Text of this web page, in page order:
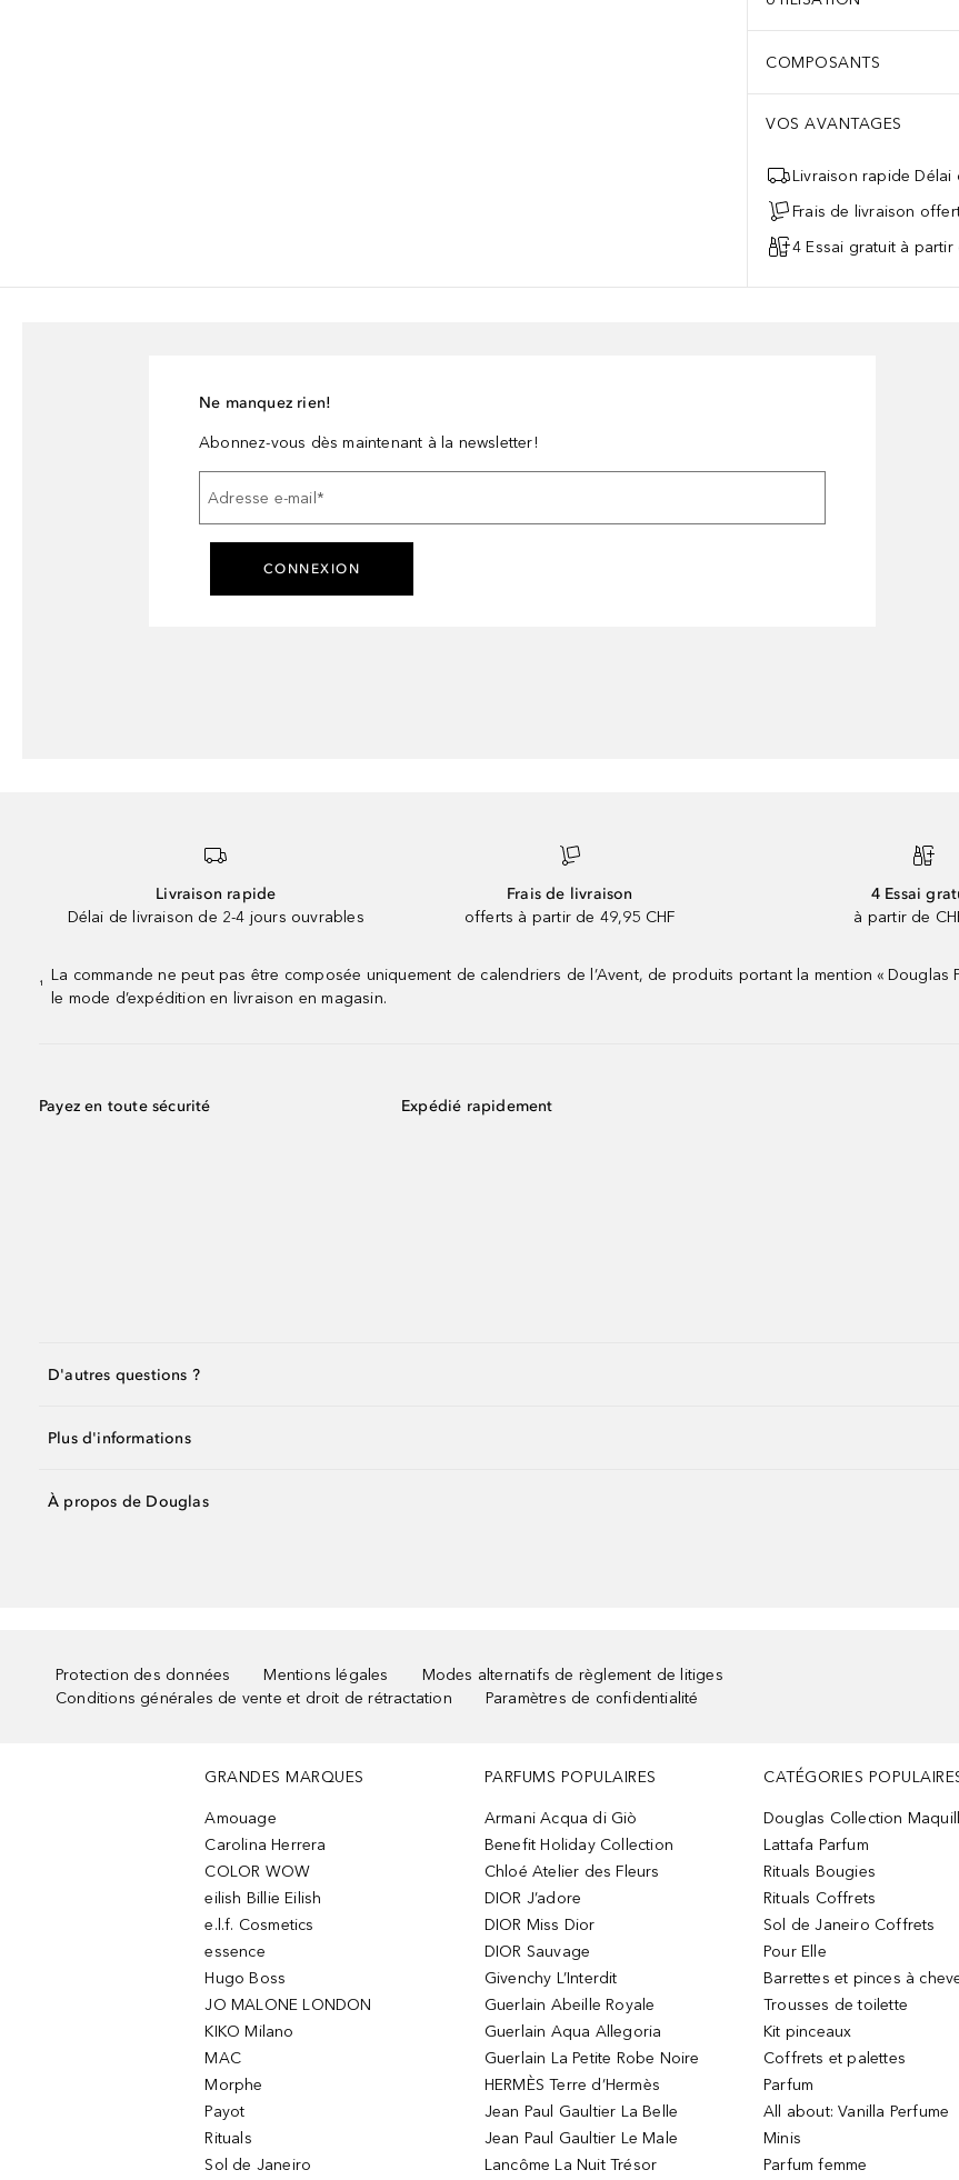
COMPOSANTS
VOS AVANTAGES
Livraison rapide Délai
Frais de livraison
4 Essai gratuit à partir
Ne manquez rien!
Abonnez-vous dès maintenant à la newsletter!
Adresse e-mail *
CONNEXION
Livraison rapide
Délai de livraison de 2-4 jours ouvrables
Frais de livraison
offerts à partir de 49,95 CHF
4 Essai
à partir de
¹
La commande ne peut pas être composée uniquement de calendriers de l’Avent, de produits portant la mention «
le mode d’expédition en livraison en magasin.
Payez en toute sécurité Expédié rapidement
D'autres questions ?
Plus d'informations
À propos de Douglas
Protection des données Mentions légales
Modes alternatifs de règlement de litiges
Conditions générales de vente et droit de rétractation
Paramètres de confidentialité
GRANDES MARQUES
Amouage
Carolina Herrera
COLOR WOW
eilish Billie Eilish
e.l.f. Cosmetics
essence
Hugo Boss
JO MALONE LONDON
KIKO Milano
MAC
Morphe
Payot
Rituals
Sol de Janeiro
PARFUMS POPULAIRES
Armani Acqua di Giò
Benefit Holiday Collection
Chloé Atelier des Fleurs
DIOR J’adore
DIOR Miss Dior
DIOR Sauvage
Givenchy L’Interdit
Guerlain Abeille Royale
Guerlain Aqua Allegoria
Guerlain La Petite Robe Noire
HERMÈS Terre d’Hermès
Jean Paul Gaultier La Belle
Jean Paul Gaultier Le Male
Lancôme La Nuit Trésor
CATÉGORIES
Douglas Collection
Lattafa Parfum
Rituals Bougies
Rituals Coffrets
Sol de Janeiro Coffrets
Pour Elle
Barrettes et pinces à
Trousses de toilette
Kit pinceaux
Coffrets et palettes
Parfum
All about: Vanilla Perfume
Minis
Parfum femme